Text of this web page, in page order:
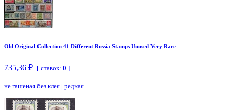
Old Original Collection 41 Different Russia Stamps Unused Very Rare
735,36 ₽ [ ставок: 0 ]
не гашеная без клея | редкая